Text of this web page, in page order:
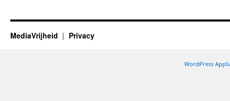
MediaVrijheid Privacy
WordPress